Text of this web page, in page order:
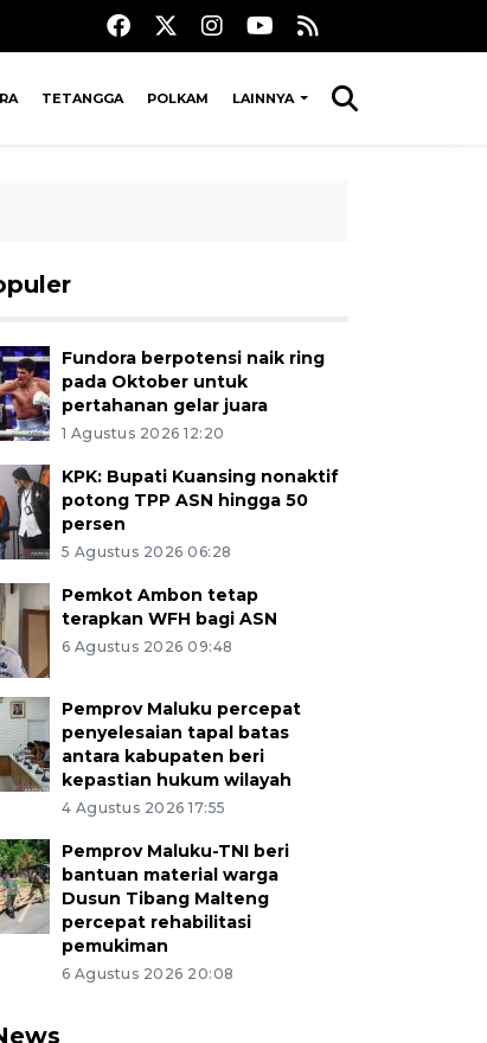
TETANGGA POLKAM LAINNYA
Fundora berpotensi naik ring
pada Oktober untuk
pertahanan gelar juara
1 Agustus 2026 12:20
KPK: Bupati Kuansing nonaktif
potong TPP ASN hingga 50
persen
5 Agustus 2026 06:28
Pemkot Ambon tetap
terapkan WFH bagi ASN
6 Agustus 2026 09:48
Pemprov Maluku percepat
penyelesaian tapal batas
antara kabupaten beri
kepastian hukum wilayah
4 Agustus 2026 17:55
Pemprov Maluku-TNI beri
bantuan material warga
Dusun Tibang Malteng
percepat rehabilitasi
pemukiman
6 Agustus 2026 20:08